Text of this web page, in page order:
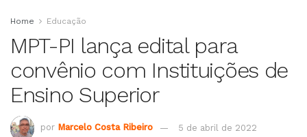
Home Educação
MPT-PI lança edital para
convênio com Instituições de
Ensino Superior
por Marcelo Costa Ribeiro 5 de abril de 2022